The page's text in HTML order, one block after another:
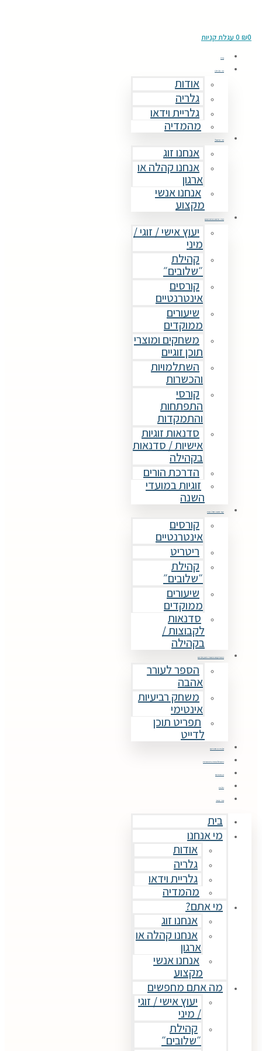
₪0
0 עגלת קניות
בית
מי אנחנו
אודות
גלריה
גלריית וידאו
מהמדיה
מי אתם?
אנחנו זוג
אנחנו קהלה או
ארגון
אנחנו אנשי
מקצוע
מה אתם מחפשים
יעוץ אישי / זוגי /
מיני
קהילת
״שלובים״
קורסים
אינטרנטיים
שיעורים
ממוקדים
משחקים ומוצרי
תוכן זוגיים
השתלמויות
והכשרות
קורסי
התפתחות
והתמקדות
סדנאות זוגיות
אישיות / סדנאות
בקהילה
הדרכת הורים
זוגיות במועדי
השנה
קורסים וסדנאות
קורסים
אינטרנטיים
ריטריט
קהילת
״שלובים״
שיעורים
ממוקדים
סדנאות
לקבוצות /
בקהילה
משחקים ומוצרי תוכן זוגיים
הספר לעורר
אהבה
משחק רביעיות
אינטימי
תפריט תוכן
לדייט
זוגות מספרים
השתלמויות והכשרות
מאמרים
חנות
צור קשר
בית
מי אנחנו
אודות
גלריה
גלריית וידאו
מהמדיה
מי אתם?
אנחנו זוג
אנחנו קהלה או
ארגון
אנחנו אנשי
מקצוע
מה אתם מחפשים
יעוץ אישי / זוגי
/ מיני
קהילת
״שלובים״